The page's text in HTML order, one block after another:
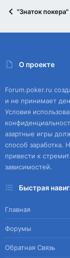
"Знаток
О проекте
Forum.poker.ru
и не принимает
Условия
азартные игры
способ заработка.
привести к
зависимостей.
Быстрая
Главная
Форумы
Обратная Связь